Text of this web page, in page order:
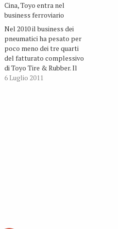
Cina, Toyo entra nel
business ferroviario
Nel 2010 il business dei
pneumatici ha pesato per
poco meno dei tre quarti
del fatturato complessivo
di Toyo Tire & Rubber. Il
resto del volume d’affari
6 Luglio 2011